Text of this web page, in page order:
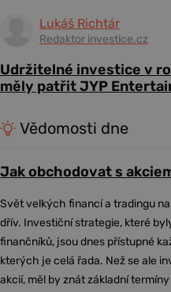
Lukáš Richtár
Redaktor investice.cz
Udržitelné investice v
měly patřit JYP
Vědomosti dne
Jak obchodovat s
Svět velkých financí a tradingu
dřív. Investiční strategie, které
finančníků, jsou dnes přístupné
kterých je celá řada. Než se ale
akcií, měl by znát základní